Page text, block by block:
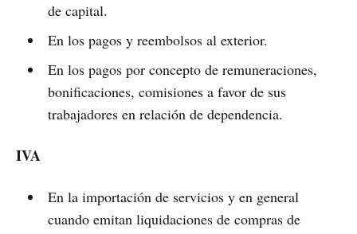
de capital.
En los pagos y reembolsos al exterior.
En los pagos por concepto de remuneraciones,
bonificaciones, comisiones a favor de sus
trabajadores en relación de dependencia.
IVA
En la importación de servicios y en general
cuando emitan liquidaciones de compras de